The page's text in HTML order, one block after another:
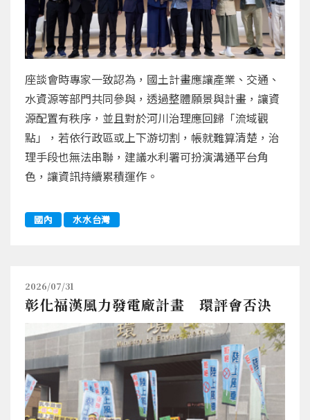
座談會時專家一致認為，國土計畫應讓產業、交通、
水資源等部門共同參與，透過整體願景與計畫，讓資
源配置有秩序，並且對於河川治理應回歸「流域觀
點」，若依行政區或上下游切割，帳就難算清楚，治
理手段也無法串聯，建議水利署可扮演溝通平台角
色，讓資訊持續累積運作。
國內 水水台灣
2026/07/31
彰化福漢風力發電廠計畫 環評會否決